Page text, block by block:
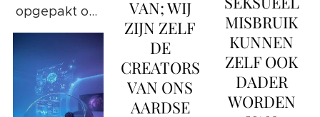
opgepakt om
onderzoek te
doen in deze
kwestie.
Universum?
VAN; WIJ
ZIJN ZELF
DE
CREATORS
VAN ONS
AARDSE
MISBRUIK
KUNNEN
ZELF OOK
DADER
WORDEN